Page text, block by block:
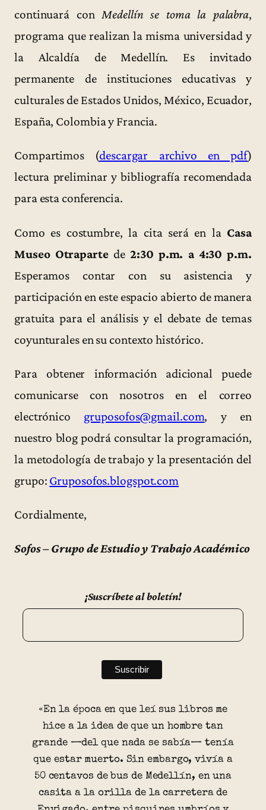
continuará conMedellín se toma la palabra,
programa que realizan la misma universidad y
la Alcaldía de Medellín. Es invitado
permanente de instituciones educativas y
culturales de Estados Unidos, México, Ecuador,
España, Colombia y Francia.
Compartimos (descargar archivo en pdf)
lectura preliminar y bibliografía recomendada
para esta conferencia.
Como es costumbre, la cita será en la Casa
Museo Otrapartede 2:30 p.m. a 4:30 p.m.
Esperamos contar con su asistencia y
participación en este espacio abierto de manera
gratuita para el análisis y el debate de temas
coyunturales en su contexto histórico.
Para obtener información adicional puede
comunicarse con nosotros en el correo
electrónico gruposofos@gmail.com, y en
nuestro blog podrá consultar la programación,
la metodología de trabajo y la presentación del
grupo: Gruposofos.blogspot.com
Cordialmente,
Sofos – Grupo de Estudio y Trabajo Académico
¡Suscríbete al boletín!
«En la época en que leí sus libros me
hice a la idea de que un hombre tan
grande —del que nada se sabía— tenía
que estar muerto. Sin embargo, vivía a
50 centavos de bus de Medellín, en una
casita a la orilla de la carretera de